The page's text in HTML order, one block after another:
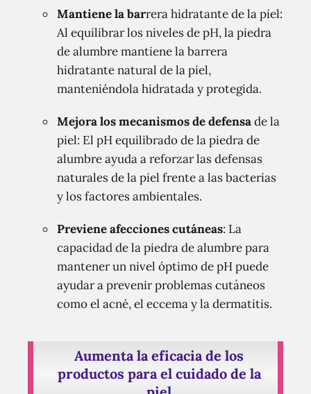
Mantiene la barrera hidratante de la piel:
Al equilibrar los niveles de pH, la piedra
de alumbre mantiene la barrera
hidratante natural de la piel,
manteniéndola hidratada y protegida.
Mejora los mecanismos de defensade la
piel: El pH equilibrado de la piedra de
alumbre ayuda a reforzar las defensas
naturales de la piel frente a las bacterias
y los factores ambientales.
Previene afecciones cutáneas: La
capacidad de la piedra de alumbre para
mantener un nivel óptimo de pH puede
ayudar a prevenir problemas cutáneos
como el acné, el eccema y la dermatitis.
Aumenta la eficacia de los
productos para el cuidado de la